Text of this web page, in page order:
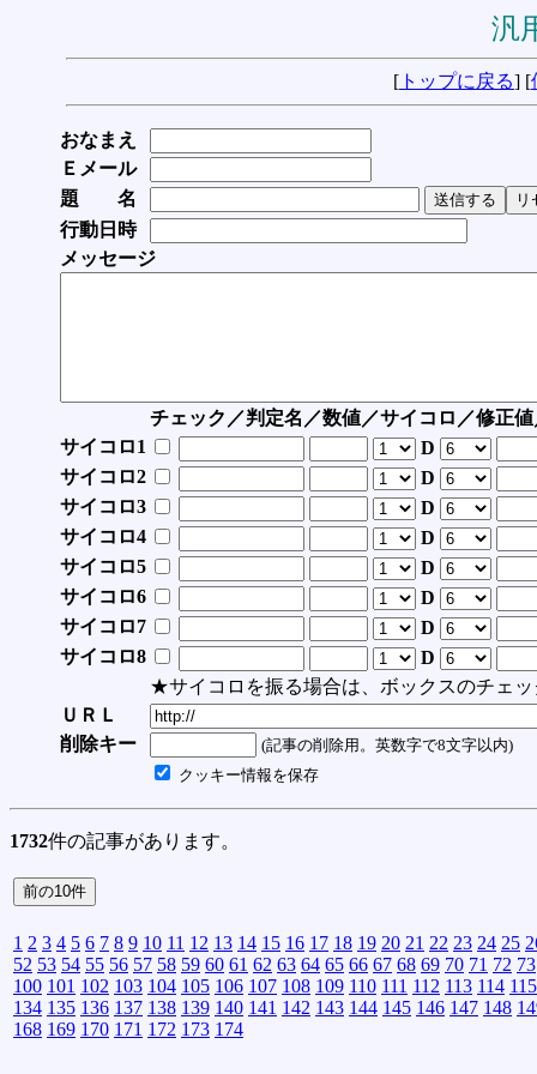
汎
[ トップに戻る] [
おなまえ
Ｅメール
題 名
行動日時
メッセージ
チェック／判定名／数値／サイコロ／修正
サイコロ1
D
サイコロ2
D
サイコロ3
D
サイコロ4
D
サイコロ5
D
サイコロ6
D
サイコロ7
D
サイコロ8
D
★サイコロを振る場合は、ボックスのチェッ
ＵＲＬ
削除キー
(記事の削除用。英数字で8文字以内)
クッキー情報を保存
1732件の記事があります。
1 2 3 4 5 6 7 8 9 10 11 12 13 14 15 16 17 18 19 20 21 22 23 24 25
52 53 54 55 56 57 58 59 60 61 62 63 64 65 66 67 68 69 70 71 72 73
100 101 102 103 104 105 106 107 108 109 110 111 112 113 114 115
134 135 136 137 138 139 140 141 142 143 144 145 146 147 148
168 169 170 171 172 173 174